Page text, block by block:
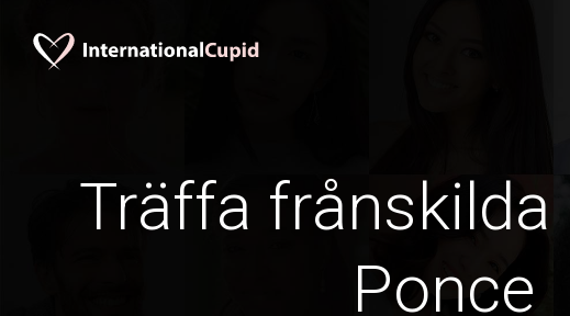
Träffa frånskilda
Ponce